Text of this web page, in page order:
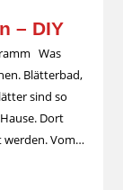
– DIY
Was
Blätterbad,
sind so
Dort
werden. Vom…